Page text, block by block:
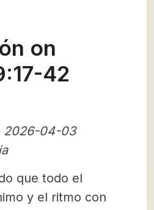
on
42
2026-04-03
que todo el
y el ritmo con